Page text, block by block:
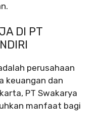
DI PT
perusahaan
keuangan dan
PT Swakarya
manfaat bagi